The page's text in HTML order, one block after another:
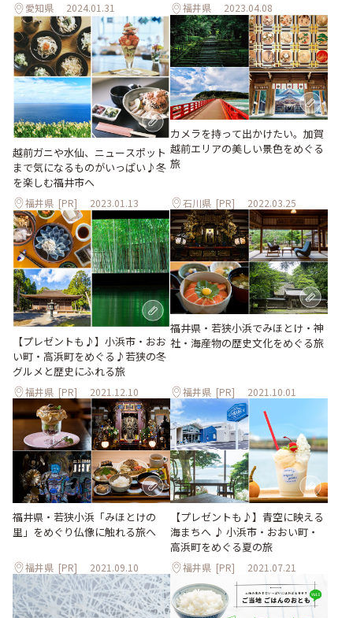
愛知県 2024.01.31 福井県 2023.04.08
越前ガニや水仙、ニュースポット
まで気になるものがいっぱい♪冬
を楽しむ福井市へ
福井県 [PR] 2023.01.13
カメラを持って出かけたい。加賀
越前エリアの美しい景色をめぐる
旅
石川県 [PR] 2022.03.25
【プレゼントも♪】小浜市・おお
い町・高浜町をめぐる♪若狭の冬
グルメと歴史にふれる旅
福井県 [PR] 2021.12.10
福井県・若狭小浜でみほとけ・神
社・海産物の歴史文化をめぐる旅
福井県 [PR] 2021.10.01
福井県・若狭小浜「みほとけの
里」をめぐり仏像に触れる旅へ
福井県 [PR] 2021.09.10
【プレゼントも♪】青空に映える
海まちへ ♪ 小浜市・おおい町・
高浜町をめぐる夏の旅
福井県 [PR] 2021.07.21